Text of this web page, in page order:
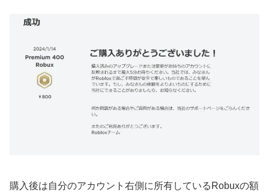
購入後は自分のアカウント右側に所有しているRobuxの額